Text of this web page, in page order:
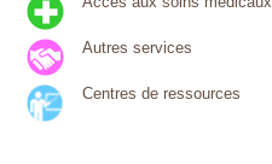
Autres services
Centres de ressources